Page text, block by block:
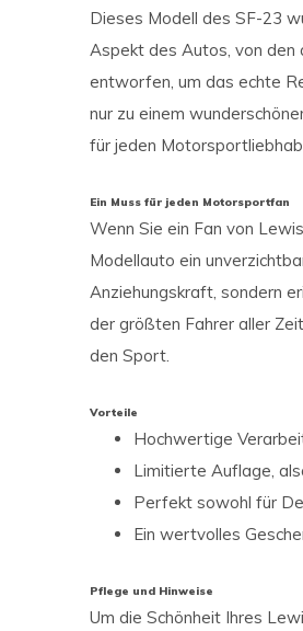
Dieses Modell des SF-23
Aspekt des Autos, von den
entworfen, um das echte
nur zu einem
für jeden
Ein Muss für jeden Motorsportfan
Wenn Sie ein Fan von
Modellauto ein
Anziehungskraft, sondern
der größten Fahrer aller
den Sport.
Vorteile
Hochwertige
Limitierte Auflage,
Perfekt sowohl für
Ein wertvolles
Pflege und Hinweise
Um die Schönheit Ihres